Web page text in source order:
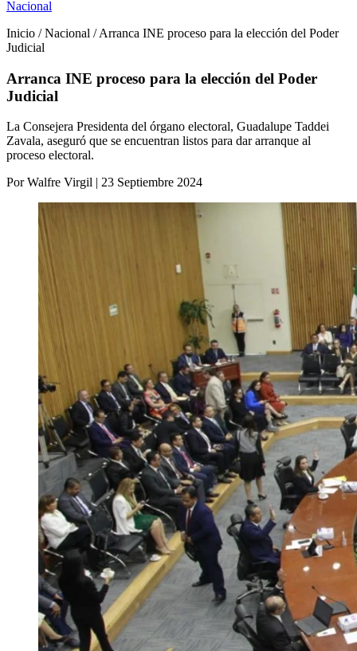
Nacional
Inicio / Nacional / Arranca INE proceso para la elección del Poder
Judicial
Arranca INE proceso para la elección del Poder
Judicial
La Consejera Presidenta del órgano electoral, Guadalupe Taddei
Zavala, aseguró que se encuentran listos para dar arranque al
proceso electoral.
Por Walfre Virgil | 23 Septiembre 2024